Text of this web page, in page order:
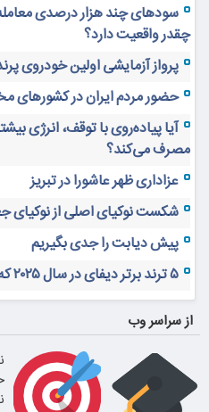
سودهای چند هزار درصدی
چقدر واقعیت دارد؟
پرواز آزمایشی اولین خودروی
حضور مردم ایران در کشورهای
آیا پیاده‌روی با توقف، انرژی
مصرف می‌کند؟
عزاداری ظهر عاشورا در تبریز
شکست نوکیای اصلی از نوکیای
پیش دیابت را جدی بگیریم
۵ ترند برتر دیفای در سال ۲۰۲۵ که نباید از دست بدهید
از سراسر وب